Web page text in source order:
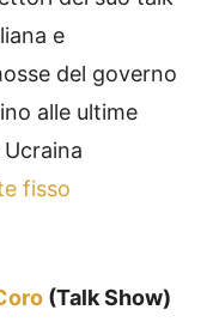
e
del governo
alle ultime
fisso
(Talk Show)